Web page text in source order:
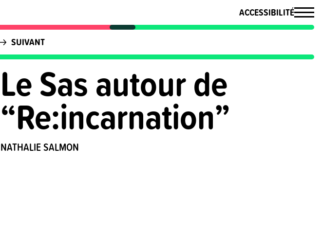
ACCESSIBILITÉ
SUIVANT
Le Sas autour de
“Re:incarnation”
NATHALIE SALMON